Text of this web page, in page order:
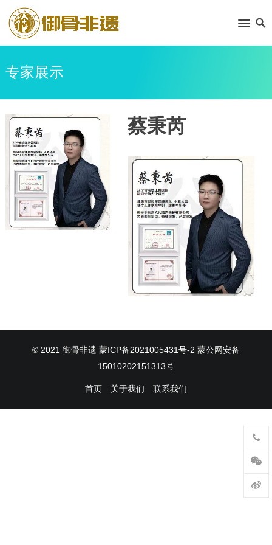
专家展示
蔡秉芮
© 2021 御骨非遗 蒙ICP备2021005431号-2 蒙公网安备
15010202151313号
首页 关于我们 联系我们